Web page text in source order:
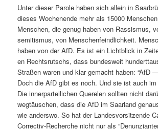
Unter dieser Parole haben sich allein in
dieses Woch­enende mehr als 15000
Men­schen, die genug haben von Ras­sis­mus,
semitismus, von Men­schen­feindlichkeit.
haben von der AfD. Es ist ein Licht­blick in
en Recht­srutschs, dass bun­desweit
Straßen waren und klar gemacht haben: “AfD
Doch die AfD gibt es noch. Und sie ist auch
Die inner­parteilichen Quere­len soll­ten nicht
wegtäuschen, dass die AfD im Saar­land
wie ander­swo. So hat der Lan­desvor­sitzende
Cor­rec­tiv-Recherche nicht nur als